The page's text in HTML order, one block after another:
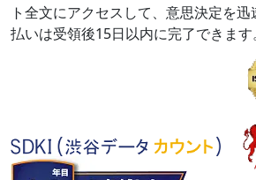
ト全文にアクセスして、意思決定を
払いは受領後15日以内に完了できます。